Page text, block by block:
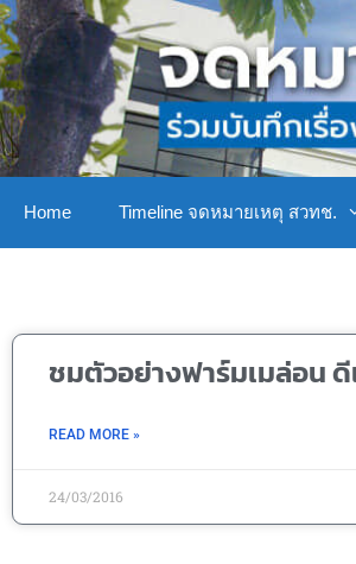
Home Timeline จดหมายเหตุ สวทช.
ชมตัวอย่างฟาร์มเมล่อน
READ MORE »
24/03/2016